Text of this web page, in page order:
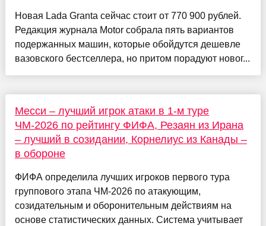
Новая Lada Granta сейчас стоит от 770 900 рублей.
Редакция журнала Motor собрала пять вариантов
подержанных машин, которые обойдутся дешевле
вазовского бестселлера, но притом порадуют новог...
Месси – лучший игрок атаки в 1-м туре
ЧМ-2026 по рейтингу ФИФА, Резаян из Ирана
– лучший в созидании, Корнелиус из Канады –
в обороне
ФИФА определила лучших игроков первого тура
группового этапа ЧМ-2026 по атакующим,
созидательным и оборонительным действиям на
основе статистических данных. Система учитывает